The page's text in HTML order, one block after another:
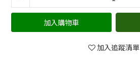
加入購物車
加入追蹤清單